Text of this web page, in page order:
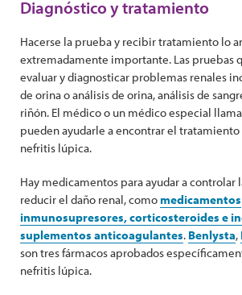
Diagnóstico y tratamiento
Hacerse la prueba y recibir tratamiento lo
extremadamente importante. Las pruebas
evaluar y diagnosticar problemas renales
de orina o análisis de orina, análisis de
riñón. El médico o un médico especial
pueden ayudarle a encontrar el
nefritis lúpica.
Hay medicamentos para ayudar a controlar
reducir el daño renal, comomedicamentos
inmunosupresores, corticosteroides e
suplementos anticoagulantes. Benlysta,
son tres fármacos aprobados
nefritis lúpica.